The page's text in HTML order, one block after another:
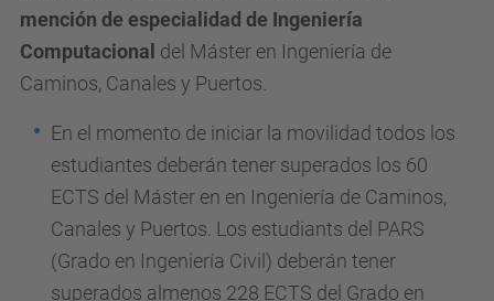
mención de especialidad de Ingeniería
Computacional del Máster en Ingeniería de
Caminos, Canales y Puertos.
En el momento de iniciar la movilidad todos los
estudiantes deberán tener superados los 60
ECTS del Máster en en Ingeniería de Caminos,
Canales y Puertos. Los estudiants del PARS
(Grado en Ingeniería Civil) deberán tener
superados almenos 228 ECTS del Grado en